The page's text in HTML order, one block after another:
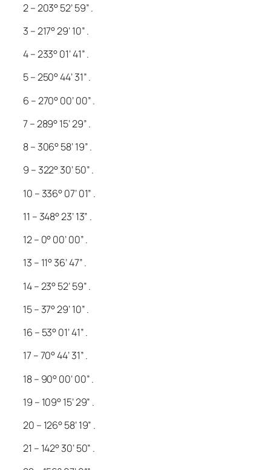
2 – 203° 52’ 59” .
3 – 217° 29’ 10” .
4 – 233° 01’ 41” .
5 – 250° 44’ 31” .
6 – 270° 00’ 00” .
7 – 289° 15’ 29” .
8 – 306° 58’ 19” .
9 – 322° 30’ 50” .
10 – 336° 07’ 01” .
11 – 348° 23’ 13” .
12 – 0° 00’ 00” .
13 – 11° 36’ 47” .
14 – 23° 52’ 59” .
15 – 37° 29’ 10” .
16 – 53° 01’ 41” .
17 – 70° 44’ 31” .
18 – 90° 00’ 00” .
19 – 109° 15’ 29” .
20 – 126° 58’ 19” .
21 – 142° 30’ 50” .